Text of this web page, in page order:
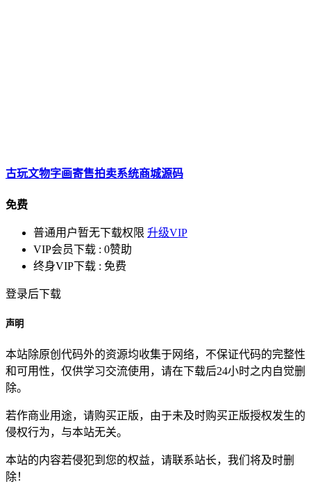
古玩文物字画寄售拍卖系统商城源码
免费
普通用户暂无下载权限 升级VIP
VIP会员下载 : 0赞助
终身VIP下载 : 免费
登录后下载
声明
本站除原创代码外的资源均收集于网络，不保证代码的完整性
和可用性，仅供学习交流使用，请在下载后24小时之内自觉删
除。
若作商业用途，请购买正版，由于未及时购买正版授权发生的
侵权行为，与本站无关。
本站的内容若侵犯到您的权益，请联系站长，我们将及时删
除！